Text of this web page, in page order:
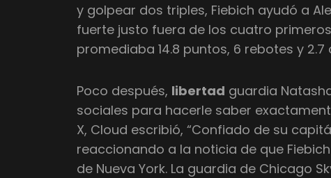
y golpear dos triples, Fiebich ayudó a
fuerte justo fuera de los cuatro
promediaba 14.8 puntos, 6 rebotes y
Poco después, libertad guardia
sociales para hacerle saber
X, Cloud escribió, “Confiado de su
reaccionando a la noticia de que
de Nueva York. La guardia de Chicago